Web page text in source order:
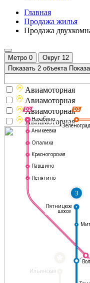
Главная
Продажа жилья
Продажа
Метро 0 Округ 12
Показать 2 объекта
Ильинская
3
Нахабино
Аникеевка
Опалиха
Красногорская
Павшино
Пенягино
Пятницкое
шоссе
Авиамоторная
Авиамоторная
Авиамоторная
Авиамоторная